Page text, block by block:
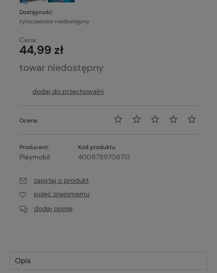
Dostępność:
tymczasowo niedostępny
Cena:
44,99 zł
towar niedostępny
dodaj do przechowalni
Ocena:
Producent:
Playmobil
Kod produktu:
4008789706713
zapytaj o produkt
poleć znajomemu
dodaj opinię
Opis